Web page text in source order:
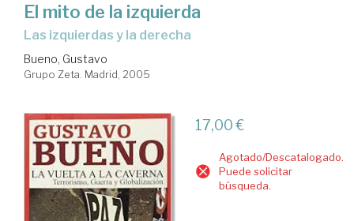
El mito de la izquierda
las izquierdas y la derecha
Bueno, Gustavo
Grupo Zeta. Madrid, 2005
17,00 €
Agotado/Descatalogado.
Puede solicitar
búsqueda.